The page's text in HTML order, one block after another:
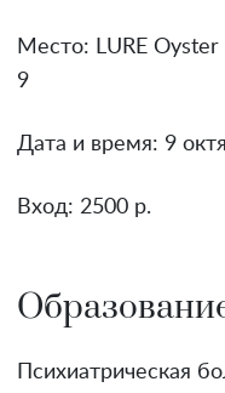
Место: LURE
9
Дата и время: 9
Вход: 2500 р.
Психиатрическая